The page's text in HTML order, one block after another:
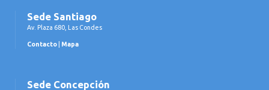
Sede Santiago
Av. Plaza 680, Las Condes
Contacto Mapa
Sede Concepción